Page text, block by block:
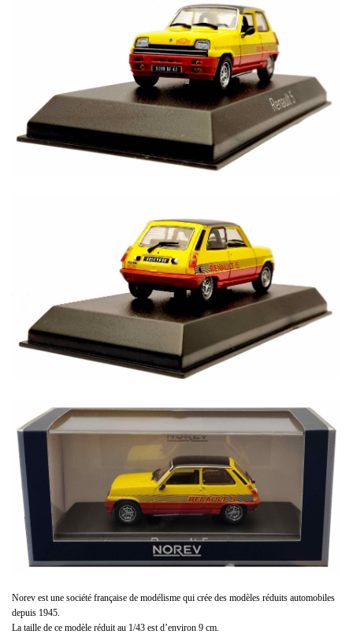
Norev est une société française de modélisme qui crée des modèles réduits automobiles
depuis 1945.
La taille de ce modèle réduit au 1/43 est d’environ 9 cm.